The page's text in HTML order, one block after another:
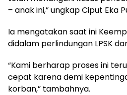
– anak ini,” ungkap Ciput Eka
Ia mengatakan saat ini
didalam perlindungan LPSK
“Kami berharap proses ini
cepat karena demi
korban,” tambahnya.